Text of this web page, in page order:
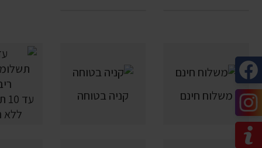
משלוח חינם קניה בטוחה
ללא